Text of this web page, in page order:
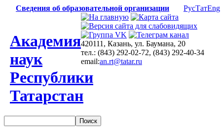
Сведения об образовательной организации РусТатEng
Академия
наук
Республики
Татарстан
420111, Казань, ул. Баумана, 20
тел.: (843) 292-02-72, (843) 292-40-34
email:an.rt@tatar.ru